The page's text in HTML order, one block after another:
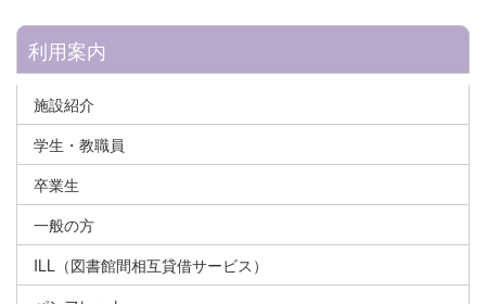
利用案内
施設紹介
学生・教職員
卒業生
一般の方
ILL（図書館間相互貸借サービス）